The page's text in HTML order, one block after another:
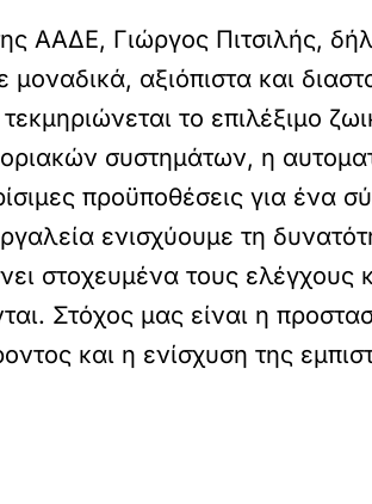
ΑΑΔΕ, Γιώργος Πιτσιλής,
μοναδικά, αξιόπιστα και
το επιλέξιμο
συστημάτων, η
προϋποθέσεις για ένα
ενισχύουμε τη
στοχευμένα τους ελέγχους
Στόχος μας είναι η
και η ενίσχυση της